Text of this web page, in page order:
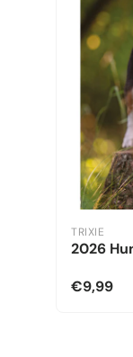
TRIXIE
2026
€9,99